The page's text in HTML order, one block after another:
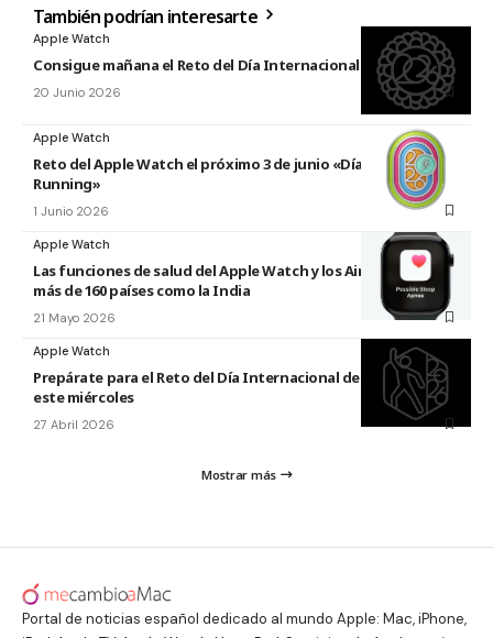
También podrían interesarte
Apple Watch
Consigue mañana el Reto del Día Internacional del Yoga 2026
20 Junio 2026
Apple Watch
Reto del Apple Watch el próximo 3 de junio «Día Mundial del
Running»
1 Junio 2026
Apple Watch
Las funciones de salud del Apple Watch y los AirPods llegan a
más de 160 países como la India
21 Mayo 2026
Apple Watch
Prepárate para el Reto del Día Internacional de la Danza 2026
este miércoles
27 Abril 2026
Mostrar más
Portal de noticias español dedicado al mundo Apple: Mac, iPhone,